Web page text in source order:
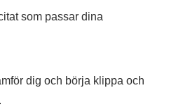
som passar dina
dig och börja klippa och